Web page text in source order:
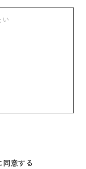
意する